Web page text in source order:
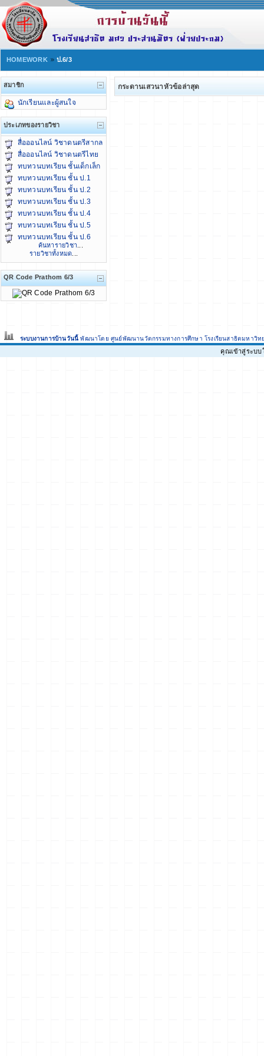
HOMEWORK ป.6/3
สมาชิก
นักเรียนและผู้สนใจ
ประเภทของรายวิชา
สื่อออนไลน์ วิชาดนตรีสากล
สื่อออนไลน์ วิชาดนตรีไทย
ทบทวนบทเรียน ชั้นเด็กเล็ก
ทบทวนบทเรียน ชั้น ป.1
ทบทวนบทเรียน ชั้น ป.2
ทบทวนบทเรียน ชั้น ป.3
ทบทวนบทเรียน ชั้น ป.4
ทบทวนบทเรียน ชั้น ป.5
ทบทวนบทเรียน ชั้น ป.6
ค้นหารายวิชา
รายวิชาทั้งหมด
QR Code Prathom 6/3
กระดานเสวนาหัวข้อล่าสุด
ระบบงานการบ้านวันนี้ พัฒนาโดย ศูนย์พัฒนานวัตกรรมทางการศึกษา โรงเรียนสาธิตมหาวิ
คุณเข้าสู่ระบบ